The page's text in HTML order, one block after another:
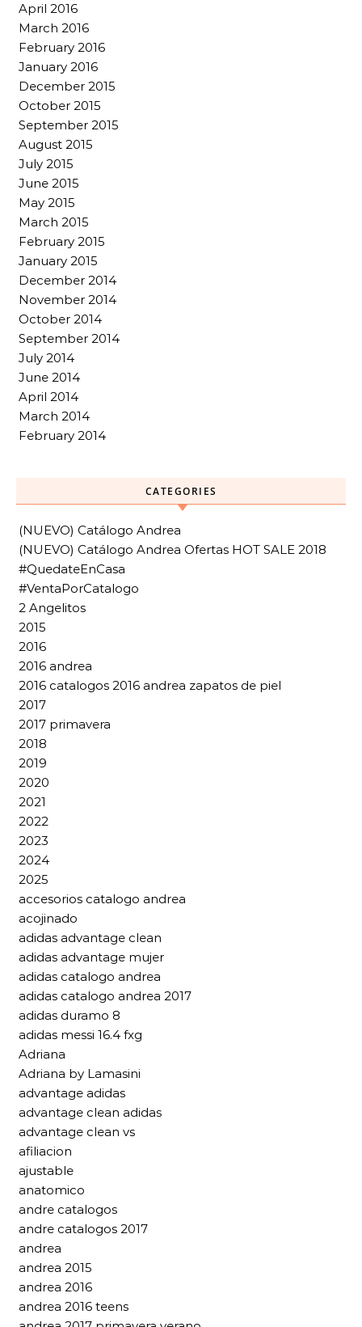
April 2016
March 2016
February 2016
January 2016
December 2015
October 2015
September 2015
August 2015
July 2015
June 2015
May 2015
March 2015
February 2015
January 2015
December 2014
November 2014
October 2014
September 2014
July 2014
June 2014
April 2014
March 2014
February 2014
CATEGORIES
(NUEVO) Catálogo Andrea
(NUEVO) Catálogo Andrea Ofertas HOT SALE 2018
#QuedateEnCasa
#VentaPorCatalogo
2 Angelitos
2015
2016
2016 andrea
2016 catalogos 2016 andrea zapatos de piel
2017
2017 primavera
2018
2019
2020
2021
2022
2023
2024
2025
accesorios catalogo andrea
acojinado
adidas advantage clean
adidas advantage mujer
adidas catalogo andrea
adidas catalogo andrea 2017
adidas duramo 8
adidas messi 16.4 fxg
Adriana
Adriana by Lamasini
advantage adidas
advantage clean adidas
advantage clean vs
afiliacion
ajustable
anatomico
andre catalogos
andre catalogos 2017
andrea
andrea 2015
andrea 2016
andrea 2016 teens